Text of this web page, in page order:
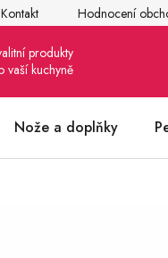
Kontakt Hodnocení
Nože a doplňky